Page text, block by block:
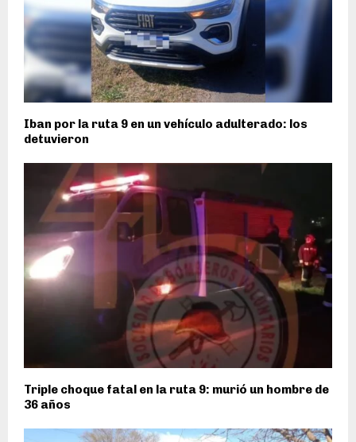
Iban por la ruta 9 en un vehículo adulterado: los
detuvieron
Triple choque fatal en la ruta 9: murió un hombre de
36 años